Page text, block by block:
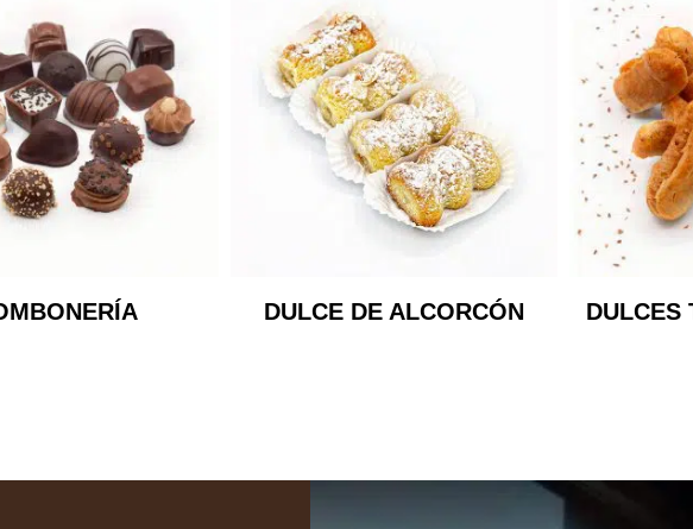
¡Quiero uno!
DULCE DE ALCORCÓN DULCES